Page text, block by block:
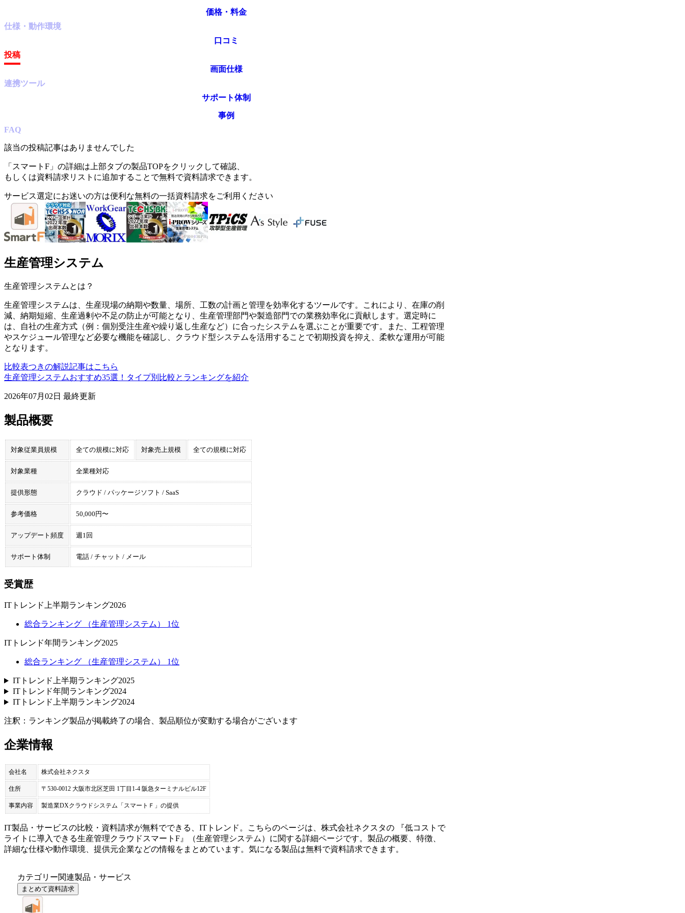
価格・料金
仕様・動作環境
口コミ
投稿
画面仕様
連携ツール
サポート体制
事例
FAQ
該当の投稿記事はありませんでした
「 スマートF 」の詳細は上部タブの製品TOPをクリックして確認、
もしくは資料請求リストに追加することで無料で資料請求できます。
サービス選定にお迷いの方は便利な無料の一括資料請求をご利用ください
生産管理システム
生産管理システム とは？
生産管理システムは、生産現場の納期や数量、場所、工数の計画と管理を効率化するツールです。これにより、在庫の削
減、納期短縮、生産過剰や不足の防止が可能となり、生産管理部門や製造部門での業務効率化に貢献します。選定時に
は、自社の生産方式（例：個別受注生産や繰り返し生産など）に合ったシステムを選ぶことが重要です。また、工程管理
やスケジュール管理など必要な機能を確認し、クラウド型システムを活用することで初期投資を抑え、柔軟な運用が可能
となります。
比較表つきの解説記事はこちら
生産管理システムおすすめ35選！タイプ別比較とランキングを紹介
2026年07月02日 最終更新
製品概要
対象従業員規模 全ての規模に対応 対象売上規模 全ての規模に対応
対象業種 全業種対応
提供形態 クラウド / パッケージソフト / SaaS
参考価格 50,000円〜
アップデート頻度 週1回
サポート体制 電話 / チャット / メール
受賞歴
ITトレンド上半期ランキング2026
総合ランキング （生産管理システム） 1位
ITトレンド年間ランキング2025
総合ランキング （生産管理システム） 1位
ITトレンド上半期ランキング2025
ITトレンド年間ランキング2024
ITトレンド上半期ランキング2024
注釈：ランキング製品が掲載終了の場合、製品順位が変動する場合がございます
企業情報
会社名 株式会社ネクスタ
住所 〒530-0012 大阪市北区芝田 1丁目1-4 阪急ターミナルビル12F
事業内容 製造業DXクラウドシステム「スマートＦ」の提供
IT製品・サービスの比較・資料請求が無料でできる、ITトレンド。こちらのページは、 株式会社ネクスタの 『低コストで
ライトに導入できる生産管理クラウド スマートF 』（生産管理システム ）に関する詳細ページです。製品の概要、特徴、
詳細な仕様や動作環境、提供元企業などの情報をまとめています。気になる製品は無料で資料請求できます。
カテゴリー関連製品・サービス
まとめて資料請求